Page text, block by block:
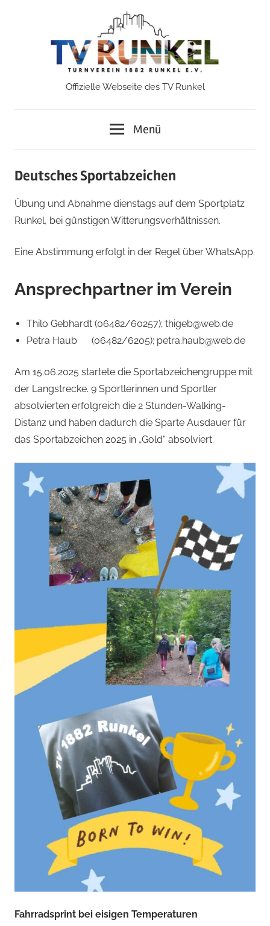
Offizielle Webseite des TV Runkel
Menü
Deutsches Sportabzeichen
Übung und Abnahme dienstags auf dem Sportplatz
Runkel, bei günstigen Witterungsverhältnissen.
Eine Abstimmung erfolgt in der Regel über WhatsApp.
Ansprechpartner im Verein
Thilo Gebhardt (06482/60257); thigeb@web.de
Petra Haub (06482/6205); petra.haub@web.de
Am 15.06.2025 startete die Sportabzeichengruppe mit
der Langstrecke. 9 Sportlerinnen und Sportler
absolvierten erfolgreich die 2 Stunden-Walking-
Distanz und haben dadurch die Sparte Ausdauer für
das Sportabzeichen 2025 in „Gold“ absolviert.
Fahrradsprint bei eisigen Temperaturen